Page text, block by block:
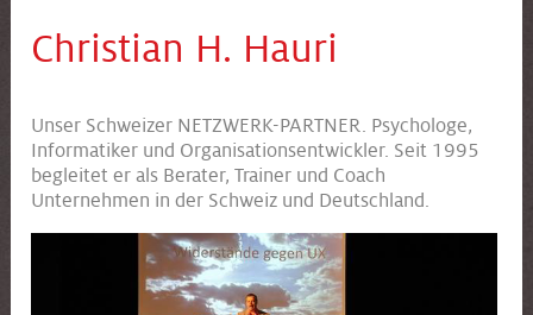
Christian H. Hauri
Unser Schweizer NETZWERK-PARTNER. Psychologe,
Informatiker und Organisationsentwickler. Seit 1995
begleitet er als Berater, Trainer und Coach
Unternehmen in der Schweiz und Deutschland.